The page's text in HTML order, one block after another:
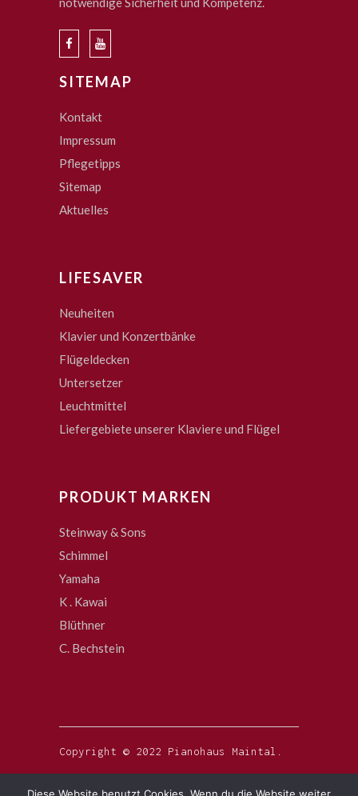
SITEMAP
Kontakt
Impressum
Pflegetipps
Sitemap
Aktuelles
LIFESAVER
Neuheiten
Klavier und Konzertbänke
Flügeldecken
Untersetzer
Leuchtmittel
Liefergebiete unserer Klaviere und Flügel
PRODUKT MARKEN
Steinway & Sons
Schimmel
Yamaha
K . Kawai
Blüthner
C. Bechstein
Copyright © 2022 Pianohaus Maintal.